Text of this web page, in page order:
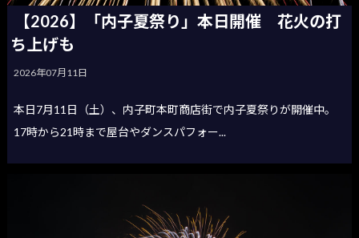
【2026】「内子夏祭り」本日開催 花火の打
ち上げも
2026年07月11日
本日7月11日（土）、内子町本町商店街で内子夏祭りが開催中。
17時から21時まで屋台やダンスパフォー...